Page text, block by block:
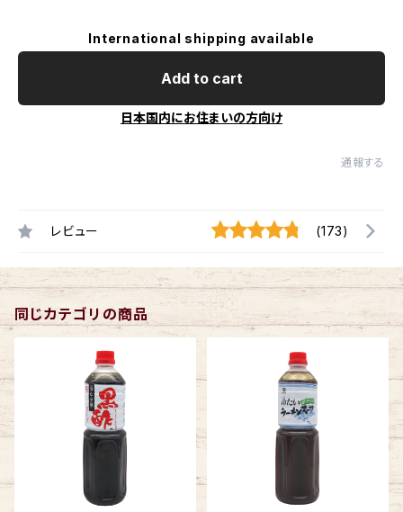
International shipping available
Add to cart
日本国内にお住まいの方向け
通報する
レビュー (173)
同じカテゴリの商品